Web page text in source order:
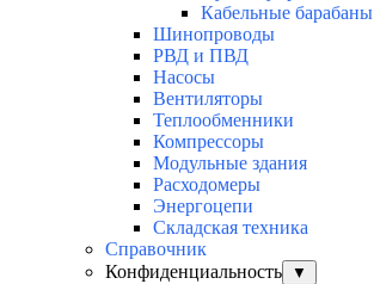
Кабельные барабаны
Шинопроводы
РВД и ПВД
Насосы
Вентиляторы
Теплообменники
Компрессоры
Модульные здания
Расходомеры
Энергоцепи
Складская техника
Справочник
Конфиденциальность
▼